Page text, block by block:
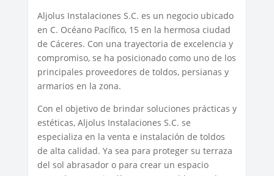
Aljolus Instalaciones S.C. es un negocio ubicado
en C. Océano Pacífico, 15 en la hermosa ciudad
de Cáceres‎. Con una trayectoria de excelencia y
compromiso, se ha posicionado como uno de los
principales proveedores de toldos, persianas y
armarios en la zona.
Con el objetivo de brindar soluciones prácticas y
estéticas, Aljolus Instalaciones S.C. se
especializa en la venta e instalación de toldos
de alta calidad. Ya sea para proteger su terraza
del sol abrasador o para crear un espacio